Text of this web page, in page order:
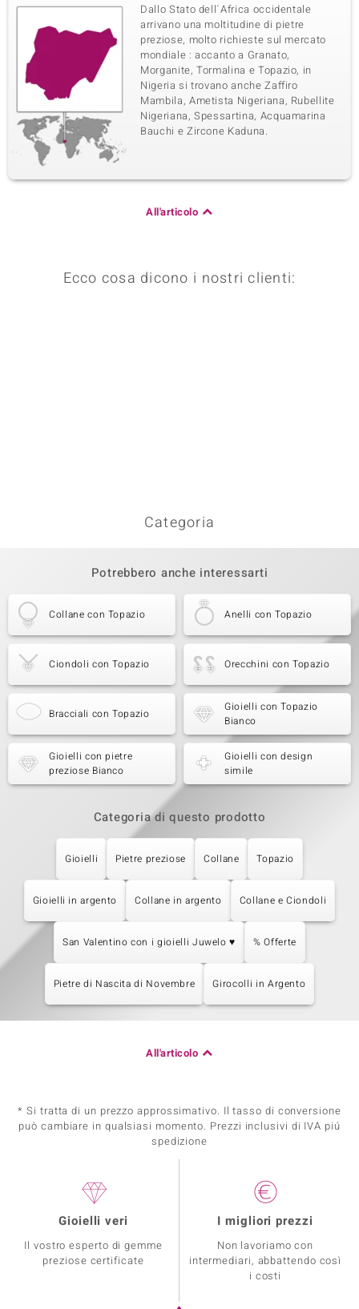
Dallo Stato dell´Africa occidentale
arrivano una moltitudine di pietre
preziose, molto richieste sul mercato
mondiale : accanto a Granato,
Morganite, Tormalina e Topazio, in
Nigeria si trovano anche Zaffiro
Mambila, Ametista Nigeriana, Rubellite
Nigeriana, Spessartina, Acquamarina
Bauchi e Zircone Kaduna.
All'articolo
Ecco cosa dicono i nostri clienti:
Categoria
Potrebbero anche interessarti
Collane con Topazio Anelli con Topazio
Ciondoli con Topazio Orecchini con Topazio
Bracciali con Topazio
Gioielli con Topazio
Bianco
Gioielli con pietre
preziose Bianco
Gioielli con design
simile
Categoria di questo prodotto
Gioielli Pietre preziose Collane Topazio
Gioielli in argento Collane in argento Collane e Ciondoli
San Valentino con i gioielli Juwelo ♥ % Offerte
Pietre di Nascita di Novembre Girocolli in Argento
All'articolo
* Si tratta di un prezzo approssimativo. Il tasso di conversione
può cambiare in qualsiasi momento. Prezzi inclusivi di IVA piú
spedizione
Gioielli veri
Il vostro esperto di gemme
preziose certificate
I migliori prezzi
Non lavoriamo con
intermediari, abbattendo così
i costi